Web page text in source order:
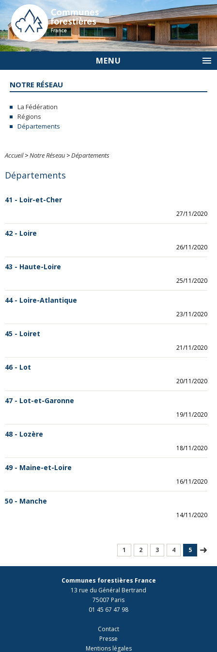
MENU
NOTRE RÉSEAU
La Fédération
Régions
Départements
Accueil>Notre Réseau >Départements
Départements
41 - Loir-et-Cher
27/11/2020
42 - Loire
26/11/2020
43 - Haute-Loire
25/11/2020
44 - Loire-Atlantique
23/11/2020
45 - Loiret
21/11/2020
46 - Lot
20/11/2020
47 - Lot-et-Garonne
19/11/2020
48 - Lozère
18/11/2020
49 - Maine-et-Loire
16/11/2020
50 - Manche
14/11/2020
1 2 3 4 5
Communes forestières France
13 rue du Général Bertrand
75007 Paris
01 45 67 47 98
Contact
Presse
Mentions légales